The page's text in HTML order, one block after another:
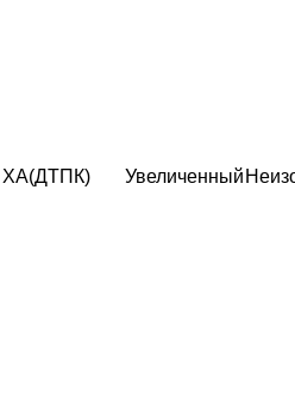
ХА(ДТПК) Увеличенный